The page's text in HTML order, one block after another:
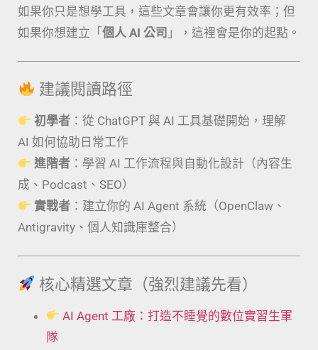
如果你只是想學工具，這些文章會讓你更有效率；但
如果你想建立「 個人 AI 公司 」，這裡會是你的起點。
建議閱讀路徑
初學者 ：從 ChatGPT 與 AI 工具基礎開始，理解
AI 如何協助日常工作
進階者 ：學習 AI 工作流程與自動化設計（內容生
成、Podcast、SEO）
實戰者 ：建立你的 AI Agent 系統（OpenClaw、
Antigravity、個人知識庫整合）
核心精選文章（強烈建議先看）
AI Agent 工廠：打造不睡覺的數位實習生軍
隊